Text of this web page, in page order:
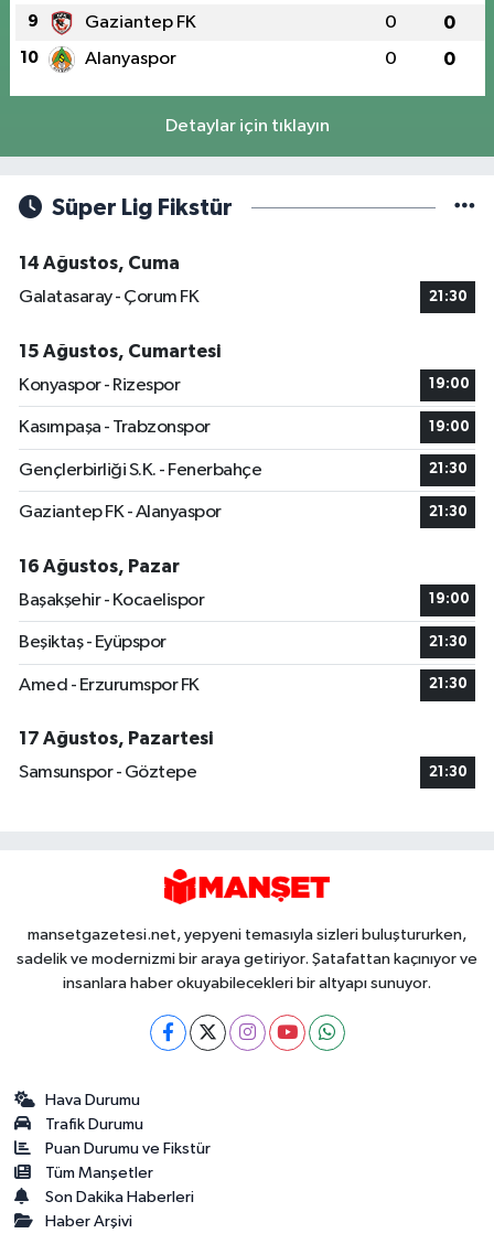
9 Gaziantep FK 0 0
10 Alanyaspor 0 0
Detaylar için tıklayın
Süper Lig Fikstür
14 Ağustos, Cuma
Galatasaray - Çorum FK
21:30
15 Ağustos, Cumartesi
Konyaspor - Rizespor
19:00
Kasımpaşa - Trabzonspor 19:00
Gençlerbirliği S.K. - Fenerbahçe 21:30
Gaziantep FK - Alanyaspor 21:30
16 Ağustos, Pazar
Başakşehir - Kocaelispor
19:00
Beşiktaş - Eyüpspor 21:30
Amed - Erzurumspor FK 21:30
17 Ağustos, Pazartesi
Samsunspor - Göztepe
21:30
mansetgazetesi.net, yepyeni temasıyla sizleri buluştururken,
sadelik ve modernizmi bir araya getiriyor. Şatafattan kaçınıyor ve
insanlara haber okuyabilecekleri bir altyapı sunuyor.
Hava Durumu
Trafik Durumu
Puan Durumu ve Fikstür
Tüm Manşetler
Son Dakika Haberleri
Haber Arşivi